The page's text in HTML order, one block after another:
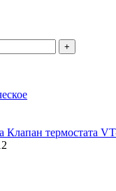
+
Клапан термостата